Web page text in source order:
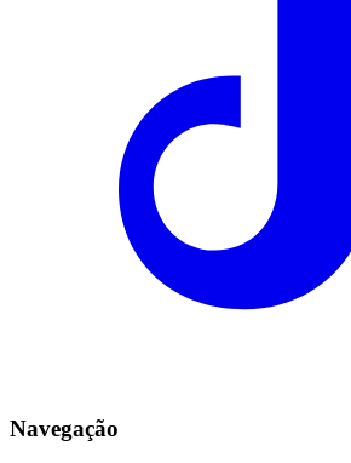
Navegação